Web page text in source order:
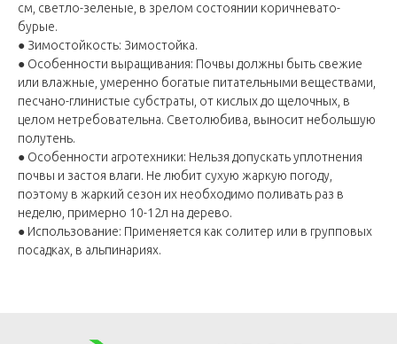
см, светло-зеленые, в зрелом состоянии коричневато-
бурые.
● Зимостойкость: Зимостойка.
● Особенности выращивания: Почвы должны быть свежие
или влажные, умеренно богатые питательными веществами,
песчано-глинистые субстраты, от кислых до щелочных, в
целом нетребовательна. Светолюбива, выносит небольшую
полутень.
● Особенности агротехники: Нельзя допускать уплотнения
почвы и застоя влаги. Не любит сухую жаркую погоду,
поэтому в жаркий сезон их необходимо поливать раз в
неделю, примерно 10-12л на дерево.
● Использование: Применяется как солитер или в групповых
посадках, в альпинариях.